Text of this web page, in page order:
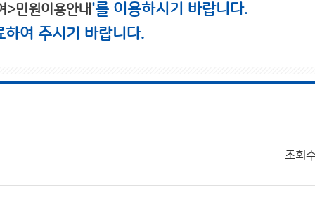
>민원이용안내'를 이용하시기 바랍니다.
여 주시기 바랍니다.
조회